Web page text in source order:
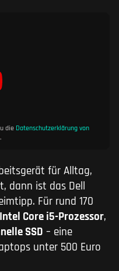
die Datenschutzerklärung von
.
für Alltag,
dann ist das Dell
Für rund 170
Intel Core i5-Prozessor,
SSD – eine
unter 500 Euro